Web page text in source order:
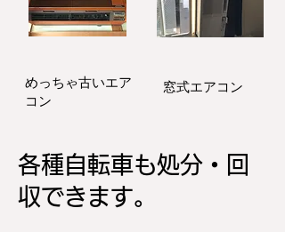
​めっちゃ古いエア
コン
窓式エアコン
各種自転車も処分・ 回
収できます。